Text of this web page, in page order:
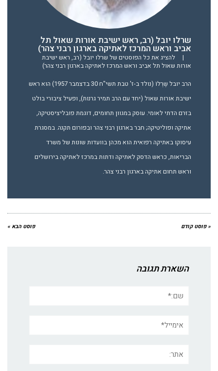
שרלו יובל (רב, ראש ישיבת אורות שאול תל
אביב וראש המרכז לאתיקה בארגון רבני צהר)
|
להציג את כל הפוסטים של שרלו יובל (רב, ראש ישיבת
אורות שאול תל אביב וראש המרכז לאתיקה בארגון רבני צהר)
הרב יובל שֶרְלוֹ (נולד ב-ז' טבת תשי"ח 30 בדצמבר 1957) הוא ראש
ישיבת אורות שאול (יחד עם הרב תמיר גרנות), ופעיל ציבורי בולט
בזרם הדתי לאומי. עוסק במגוון תחומים, דוגמת פובליציסטיקה,
אתיקה ופוליטיקה; חבר בארגון רבני צהר ובפורום תקנה. במסגרת
עיסוקו באתיקה רפואית הוא מכהן בוועדות שונות של משרד
הבריאות, כראש הדסק לאתיקה ודתות במרכז לאתיקה בירושלים
וראש תחום אתיקה בארגון רבני צהר.
« פוסט קודם פוסט הבא »
השארת תגובה